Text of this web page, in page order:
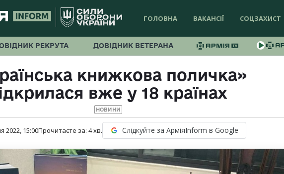
ГОЛОВНА ВАКАНСІЇ СОЦЗАХИСТ
РЕКРУТА ДОВІДНИК ВЕТЕРАНА
книжкова поличка»
вже у 18 країнах
НОВИНИ
2022, 15:00Прочитаєте за: 4хв. Слідкуйте за АрміяInform в Google